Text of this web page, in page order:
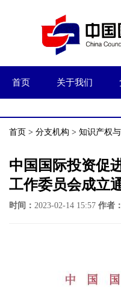
首页 关于我们
首页 > 分支机构 > 知识产权
中国国际投资促
工作委员会成立
时间： 2023-02-14 15:57 作者：